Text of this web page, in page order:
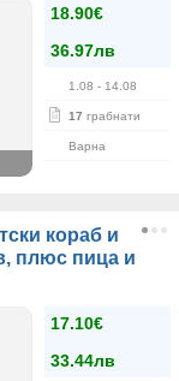
18.90€
36.97лв
1.08 - 14.08
17 грабнати
Варна
кораб и
плюс пица и
17.10€
33.44лв